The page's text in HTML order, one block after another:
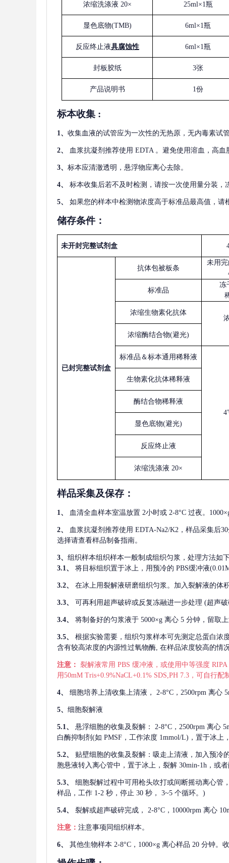
浓缩洗涤液 20× 25ml×1瓶
显色底物(TMB) 6ml×1瓶
反应终止液具腐蚀性 6ml×1瓶
封板胶纸 3张
产品说明书 1份
标本收集 :
1、 收集血液的试管应为一次性的无热原，无内毒素试管
2、 血浆抗凝剂推荐使用 EDTA 。避免使用溶血，高血
3、 标本应清澈透明，悬浮物应离心去除。
4、 标本收集后若不及时检测，请按一次使用量分装，
5、 如果您的样本中检测物浓度高于标准品最高值，请
储存条件：
未开封完整试剂盒
已封完整试剂盒
抗体包被板条
未用
标准品
冻
浓缩生物素化抗体
浓缩酶结合物(避光)
标准品＆标本通用稀释液
生物素化抗体稀释液
酶结合物稀释液
显色底物(避光)
反应终止液
浓缩洗涤液 20×
样品采集及保存 ：
1、 血清全血样本室温放置 2小时或 2-8°C 过夜。
2、 血浆抗凝剂推荐使用 EDTA-Na2/K2，样品采集后
选择请查看样品制备指南。
3、 组织样本组织样本一般制成组织匀浆，处理方法如下
3.1、
将目标组织置于冰上，用预冷的 PBS缓冲液
3.2、 在冰上用裂解液研磨组织匀浆。加入裂解液的体
3.3、 可再利用超声破碎或反复冻融进一步处理 (超声破
3.4、 将制备好的匀浆液于 5000×g 离心 5 分钟，留取
3.5、 根据实验需要，组织匀浆样本可先测定总蛋白浓
含有较高浓度的内源性过氧物酶, 在样品浓度较高的情
注意： 裂解液常用 PBS 缓冲液，或使用中等强度
用50mM Tris+0.9%NaCL+0.1% SDS,PH 7.3，可自行配
4、 细胞培养上清收集上清液， 2-8°C，2500rpm 离心
5、 细胞裂解液
5.1、 悬浮细胞的收集及裂解：
2-8°C，2500rpm 离心
白酶抑制剂(如 PMSF，工作浓度 1mmol/L)，置于冰上
5.2、 贴壁细胞的收集及裂解：吸走上清液，加入预冷
胞悬液转入离心管中，置于冰上，裂解 30min-1h，或者
5.3、 细胞裂解过程中可用枪头吹打或间断摇动离心管
样品，工作 1-2 秒，停止 30 秒， 3~5 个循环。)
5.4、 裂解或超声破碎完成， 2-8°C，10000rpm 离心
注意： 注意事项同组织样本。
6、 其他生物样本 2-8°C，1000×g 离心样品 20 分钟。